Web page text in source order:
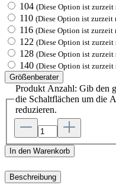
104 (Diese Option ist zurzeit
110 (Diese Option ist zurzeit
116 (Diese Option ist zurzeit
122 (Diese Option ist zurzeit
128 (Diese Option ist zurzeit
140 (Diese Option ist zurzeit
Größenberater
Produkt Anzahl: Gib den
die Schaltflächen um die
reduzieren.
In den Warenkorb
Beschreibung